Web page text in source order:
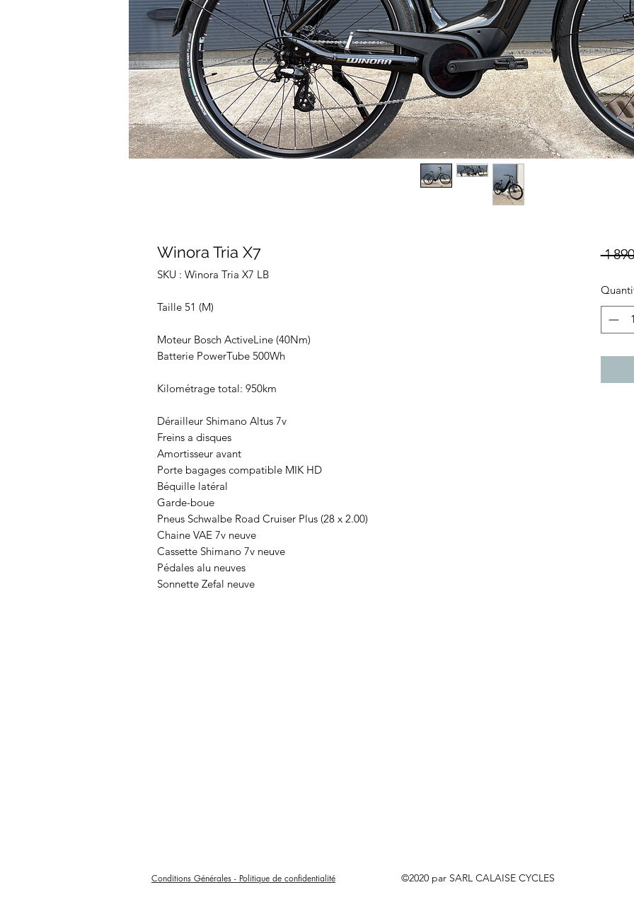
Winora Tria X7
SKU : Winora Tria X7 LB
Taille 51 (M)
Moteur Bosch ActiveLine (40Nm)
Batterie PowerTube 500Wh
Kilométrage total: 950km
Dérailleur Shimano Altus 7v
Freins a disques
Amortisseur avant
Porte bagages compatible MIK HD
Béquille latéral
Garde-boue
Pneus Schwalbe Road Cruiser Plus (28 x 2.00)
Chaine VAE 7v neuve
Cassette Shimano 7v neuve
Pédales alu neuves
Sonnette Zefal neuve
1
Conditions Générales - Politique de confidentialité ©2020 par SARL CALAISE CYCLES